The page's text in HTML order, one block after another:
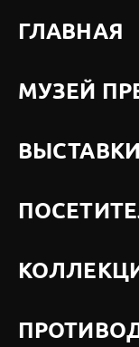
ГЛАВНАЯ
МУЗЕЙ
ВЫСТАВКИ